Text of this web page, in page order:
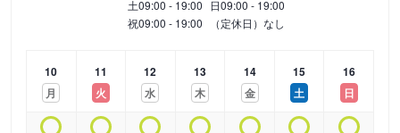
土09:00 - 19:00 日09:00 - 19:00
祝09:00 - 19:00 （定休日）なし
10
月
11
火
12
水
13
木
14
金
15
土
16
日